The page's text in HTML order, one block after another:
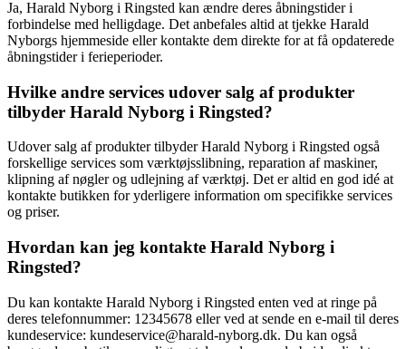
Ja, Harald Nyborg i Ringsted kan ændre deres åbningstider i
forbindelse med helligdage. Det anbefales altid at tjekke Harald
Nyborgs hjemmeside eller kontakte dem direkte for at få opdaterede
åbningstider i ferieperioder.
Hvilke andre services udover salg af produkter
tilbyder Harald Nyborg i Ringsted?
Udover salg af produkter tilbyder Harald Nyborg i Ringsted også
forskellige services som værktøjsslibning, reparation af maskiner,
klipning af nøgler og udlejning af værktøj. Det er altid en god idé at
kontakte butikken for yderligere information om specifikke services
og priser.
Hvordan kan jeg kontakte Harald Nyborg i
Ringsted?
Du kan kontakte Harald Nyborg i Ringsted enten ved at ringe på
deres telefonnummer: 12345678 eller ved at sende en e-mail til deres
kundeservice: kundeservice@harald-nyborg.dk. Du kan også